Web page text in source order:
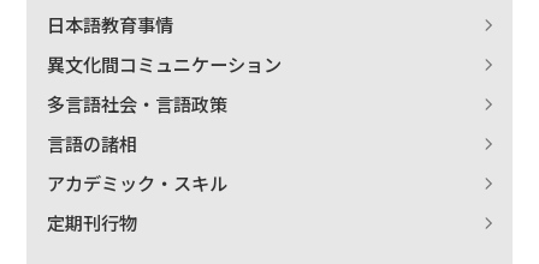
日本語教育事情
異文化間コミュニケーション
多言語社会・言語政策
言語の諸相
アカデミック・スキル
定期刊行物